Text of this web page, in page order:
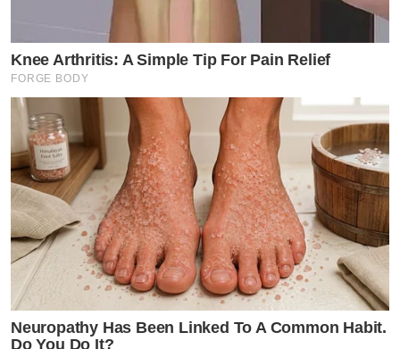
Knee Arthritis: A Simple Tip For Pain Relief
FORGE BODY
Neuropathy Has Been Linked To A Common Habit.
Do You Do It?